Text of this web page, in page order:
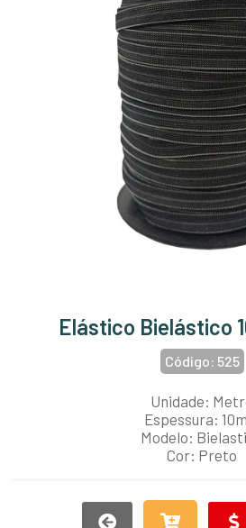
Elástico Bielástico
Código: 525
Unidade:
Espessura:
Modelo:
Cor: Preto